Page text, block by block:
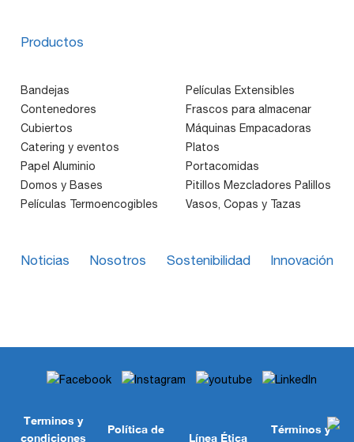
Productos
Bandejas
Contenedores
Cubiertos
Catering y eventos
Papel Aluminio
Domos y Bases
Películas Termoencogibles
Películas Extensibles
Frascos para almacenar
Máquinas Empacadoras
Platos
Portacomidas
Pitillos Mezcladores Palillos
Vasos, Copas y Tazas
Noticias Nosotros Sostenibilidad Innovación
Términos y
Terminos y
condiciones
Política de
Línea Ética